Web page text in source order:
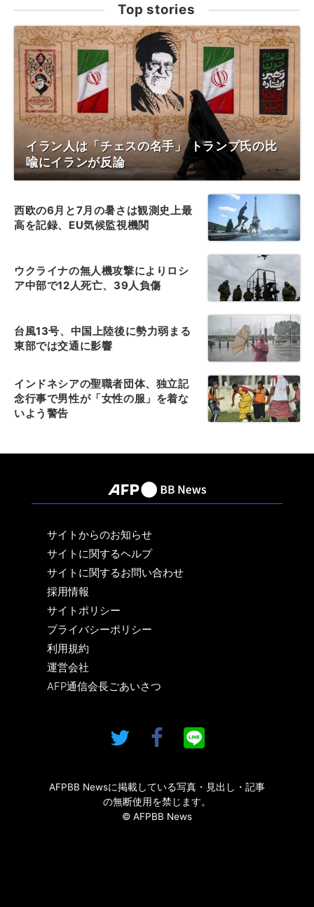
Top stories
イラン人は「チェスの名手」 トランプ氏の比
喩にイランが反論
西欧の6月と7月の暑さは観測史上最
高を記録、EU気候監視機関
ウクライナの無人機攻撃によりロシ
ア中部で12人死亡、39人負傷
台風13号、中国上陸後に勢力弱まる
東部では交通に影響
インドネシアの聖職者団体、独立記
念行事で男性が「女性の服」を着な
いよう警告
サイトからのお知らせ
サイトに関するヘルプ
サイトに関するお問い合わせ
採用情報
サイトポリシー
プライバシーポリシー
利用規約
運営会社
AFP通信会長ごあいさつ
AFPBB Newsに掲載している写真・見出し・記事
の無断使用を禁じます。
© AFPBB News